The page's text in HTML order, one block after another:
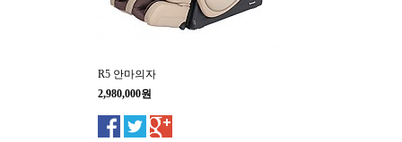
R5 안마의자
2,980,000원